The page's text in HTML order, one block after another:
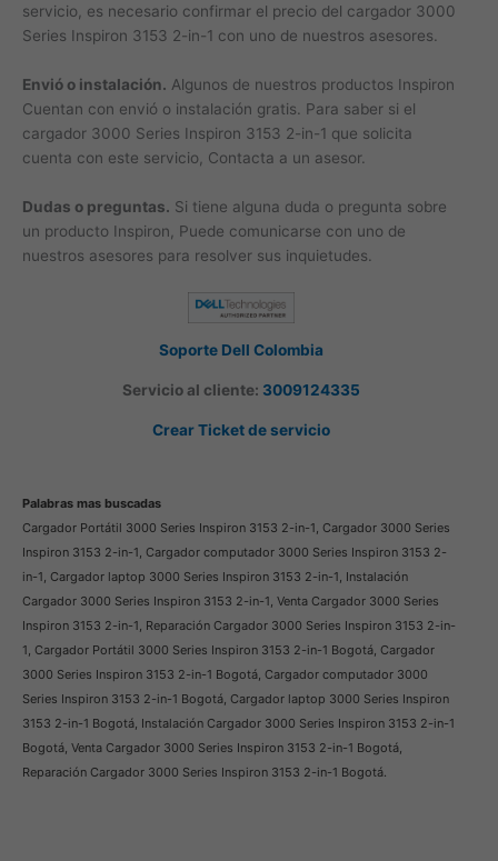
servicio, es necesario confirmar el precio del cargador 3000
Series Inspiron 3153 2-in-1 con uno de nuestros asesores.
Envió o instalación. Algunos de nuestros productos Inspiron
Cuentan con envió o instalación gratis. Para saber si el
cargador 3000 Series Inspiron 3153 2-in-1 que solicita
cuenta con este servicio, Contacta a un asesor.
Dudas o preguntas. Si tiene alguna duda o pregunta sobre
un producto Inspiron, Puede comunicarse con uno de
nuestros asesores para resolver sus inquietudes.
Soporte Dell Colombia
Servicio al cliente: 3009124335
Crear Ticket de servicio
Palabras mas buscadas
Cargador Portátil 3000 Series Inspiron 3153 2-in-1, Cargador 3000 Series
Inspiron 3153 2-in-1, Cargador computador 3000 Series Inspiron 3153 2-
in-1, Cargador laptop 3000 Series Inspiron 3153 2-in-1, Instalación
Cargador 3000 Series Inspiron 3153 2-in-1, Venta Cargador 3000 Series
Inspiron 3153 2-in-1, Reparación Cargador 3000 Series Inspiron 3153 2-in-
1, Cargador Portátil 3000 Series Inspiron 3153 2-in-1 Bogotá, Cargador
3000 Series Inspiron 3153 2-in-1 Bogotá, Cargador computador 3000
Series Inspiron 3153 2-in-1 Bogotá, Cargador laptop 3000 Series Inspiron
3153 2-in-1 Bogotá, Instalación Cargador 3000 Series Inspiron 3153 2-in-1
Bogotá, Venta Cargador 3000 Series Inspiron 3153 2-in-1 Bogotá,
Reparación Cargador 3000 Series Inspiron 3153 2-in-1 Bogotá.